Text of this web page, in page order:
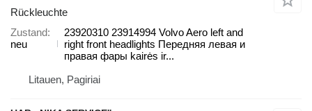
Rückleuchte
Zustand
neu
23920310 23914994 Volvo Aero left and
right front headlights Передняя левая и
правая фары kairės ir...
Litauen, Pagiriai